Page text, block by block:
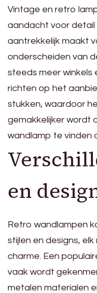
Vintage en retro
aandacht voor detail
aantrekkelijk maakt
onderscheiden van
steeds meer winkels
richten op het
stukken, waardoor
gemakkelijker wordt
wandlamp te vinden
en
Retro wandlampen
stijlen en designs,
charme. Een
vaak wordt
metalen materialen